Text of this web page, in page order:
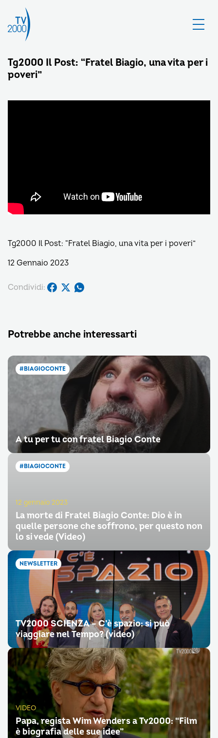
Tg2000 Il Post: “Fratel Biagio, una vita per i
poveri”
Tg2000 Il Post: “Fratel Biagio, una vita per i poveri”
12 Gennaio 2023
Condividi:
Potrebbe anche interessarti
#BIAGIOCONTE
A tu per tu con fratel Biagio Conte
#BIAGIOCONTE
12 gennaio 2023
La morte di Fratel Biagio Conte: Dio è in
quelle persone che soffrono, per questo non
lo si vede (Video)
NEWSLETTER
TV2000 SCIENZA – C’è spazio: si può
viaggiare nel Tempo? (video)
VIDEO
Papa, regista Wim Wenders a Tv2000: “Film
è biografia delle sue idee”